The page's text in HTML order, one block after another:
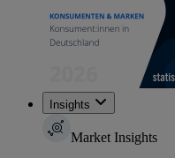
Insights
Market Insights